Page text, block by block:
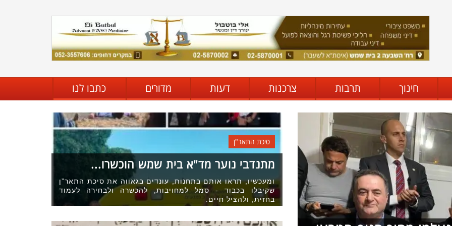
חינוך תרבות צרכנות דעות מדורים כתבו לנו
סיכת התאר"ן
מתנדבי נוער מד"א בית שמש הוכשרו...
ומעכשיו, תראו אותם בתחנות, עונדים בגאווה את סיכת התאר”ן
שקיבלו בכבוד - סמל למחויבות, להכשרה ולבחירה לעמוד
בחזית, ולהציל חיים.